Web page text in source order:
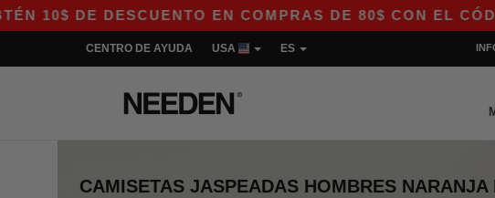
DE DESCUENTO EN COMPRAS DE 80$ CON EL
CENTRO DE AYUDA USA ES
CAMISETAS JASPEADAS HOMBRES NARANJA